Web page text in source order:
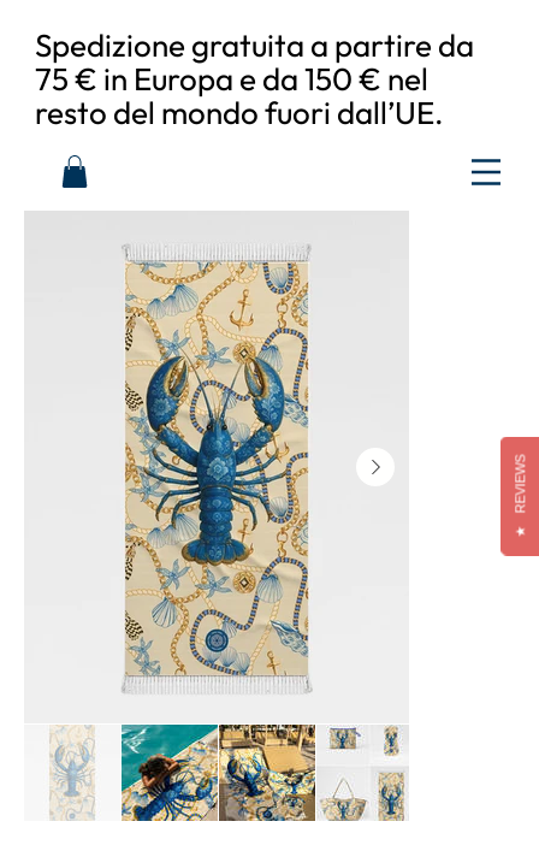
Spedizione gratuita a partire da
75 € in Europa e da 150 € nel
resto del mondo fuori dall’UE.
★
REVIEWS